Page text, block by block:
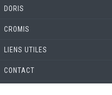
DORIS
CROMIS
LIENS UTILES
CONTACT